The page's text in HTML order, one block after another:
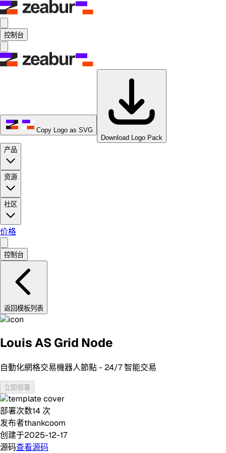
控制台
Copy Logo as SVG
Download Logo Pack
产品
资源
社区
价格
控制台
返回模板列表
Louis AS Grid Node
自動化網格交易機器人節點 - 24/7 智能交易
立即部署
部署次数14 次
发布者thankcoom
创建于2025-12-17
源码查看源码